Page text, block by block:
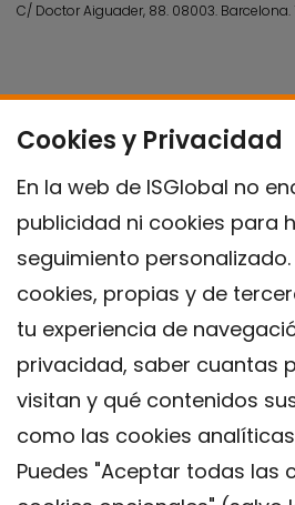
Cookies y Privacidad
En la web de ISGlobal no
publicidad ni cookies para
seguimiento
cookies, propias y de
tu experiencia de
privacidad, saber cuantas
visitan y qué contenidos
como las cookies
Puedes "Aceptar todas las
C/ Doctor Aiguader, 88. 08003. Barcelona.